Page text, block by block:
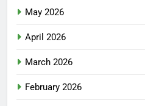
May 2026
April 2026
March 2026
February 2026